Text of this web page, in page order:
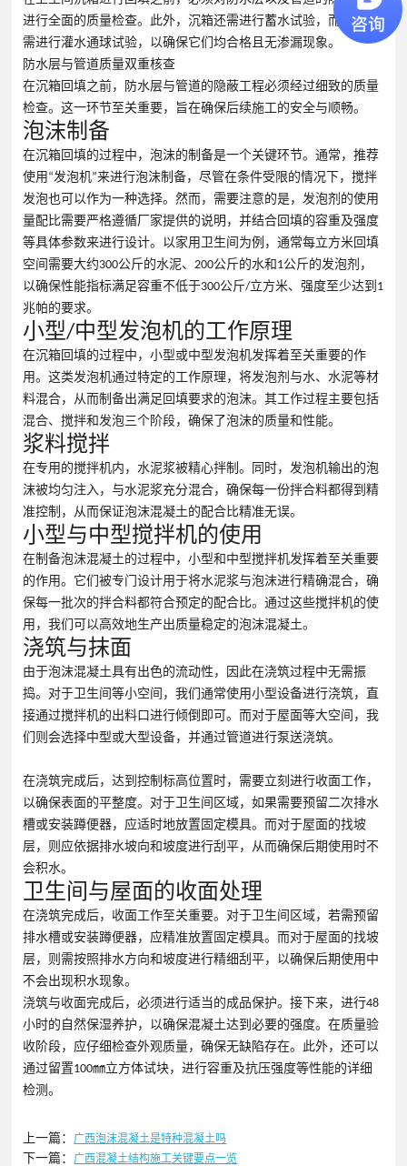
进行全面的质量检查。此外，沉箱还需进行蓄水试验，而管道则
需进行灌水通球试验，以确保它们均合格且无渗漏现象。
防水层与管道质量双重核查
在沉箱回填之前，防水层与管道的隐蔽工程必须经过细致的质量
检查。这一环节至关重要，旨在确保后续施工的安全与顺畅。
泡沫制备
在沉箱回填的过程中，泡沫的制备是一个关键环节。通常，推荐
使用“发泡机”来进行泡沫制备，尽管在条件受限的情况下，搅拌
发泡也可以作为一种选择。然而，需要注意的是，发泡剂的使用
量配比需要严格遵循厂家提供的说明，并结合回填的容重及强度
等具体参数来进行设计。以家用卫生间为例，通常每立方米回填
空间需要大约300公斤的水泥、200公斤的水和1公斤的发泡剂，
以确保性能指标满足容重不低于300公斤/立方米、强度至少达到1
兆帕的要求。
小型/中型发泡机的工作原理
在沉箱回填的过程中，小型或中型发泡机发挥着至关重要的作
用。这类发泡机通过特定的工作原理，将发泡剂与水、水泥等材
料混合，从而制备出满足回填要求的泡沫。其工作过程主要包括
混合、搅拌和发泡三个阶段，确保了泡沫的质量和性能。
浆料搅拌
在专用的搅拌机内，水泥浆被精心拌制。同时，发泡机输出的泡
沫被均匀注入，与水泥浆充分混合，确保每一份拌合料都得到精
准控制，从而保证泡沫混凝土的配合比精准无误。
小型与中型搅拌机的使用
在制备泡沫混凝土的过程中，小型和中型搅拌机发挥着至关重要
的作用。它们被专门设计用于将水泥浆与泡沫进行精确混合，确
保每一批次的拌合料都符合预定的配合比。通过这些搅拌机的使
用，我们可以高效地生产出质量稳定的泡沫混凝土。
浇筑与抹面
由于泡沫混凝土具有出色的流动性，因此在浇筑过程中无需振
捣。对于卫生间等小空间，我们通常使用小型设备进行浇筑，直
接通过搅拌机的出料口进行倾倒即可。而对于屋面等大空间，我
们则会选择中型或大型设备，并通过管道进行泵送浇筑。
在浇筑完成后，达到控制标高位置时，需要立刻进行收面工作，
以确保表面的平整度。对于卫生间区域，如果需要预留二次排水
槽或安装蹲便器，应适时地放置固定模具。而对于屋面的找坡
层，则应依据排水坡向和坡度进行刮平，从而确保后期使用时不
会积水。
卫生间与屋面的收面处理
在浇筑完成后，收面工作至关重要。对于卫生间区域，若需预留
排水槽或安装蹲便器，应精准放置固定模具。而对于屋面的找坡
层，则需按照排水方向和坡度进行精细刮平，以确保后期使用中
不会出现积水现象。
浇筑与收面完成后，必须进行适当的成品保护。接下来，进行48
小时的自然保湿养护，以确保混凝土达到必要的强度。在质量验
收阶段，应仔细检查外观质量，确保无缺陷存在。此外，还可以
通过留置100㎜立方体试块，进行容重及抗压强度等性能的详细
检测。
上一篇：广西泡沫混凝土是特种混凝土吗
下一篇：广西混凝土结构施工关键要点一览